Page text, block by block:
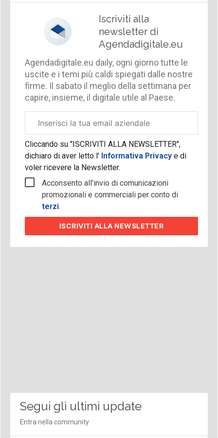
Iscriviti alla
newsletter di
Agendadigitale.eu
Agendadigitale.eu daily, ogni giorno tutte le
uscite e i temi più caldi spiegati dalle nostre
firme. Il sabato il meglio della settimana per
capire, insieme, il digitale utile al Paese.
aziendale
Cliccando su "ISCRIVITI ALLA NEWSLETTER",
dichiaro di aver letto l'Informativa Privacy e di
voler ricevere la Newsletter.
Acconsento all'invio di comunicazioni
promozionali e commerciali per conto di
terzi.
ISCRIVITI ALLA NEWSLETTER
Segui gli ultimi update
Entra nella community